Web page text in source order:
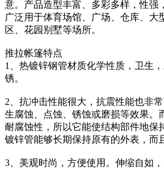
意。产品造型丰富、多彩多样，性强
广泛用于体育场馆、广场、仓库、大
区、花园别墅等场所。
推拉帐篷特点
1、热镀锌钢管材质化学性质，卫生
锈。
2、抗冲击性能很大，抗震性能也非
生腐蚀、点蚀、锈蚀或磨损等效果。
耐腐蚀性，所以它能使结构部件地保
镀锌管能够长期保持原有的外表，而
3、美观时尚，方便使用。伸缩自如，